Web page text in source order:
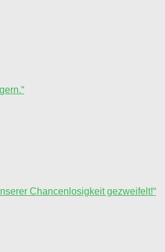
Chancenlosigkeit gezweifelt!“